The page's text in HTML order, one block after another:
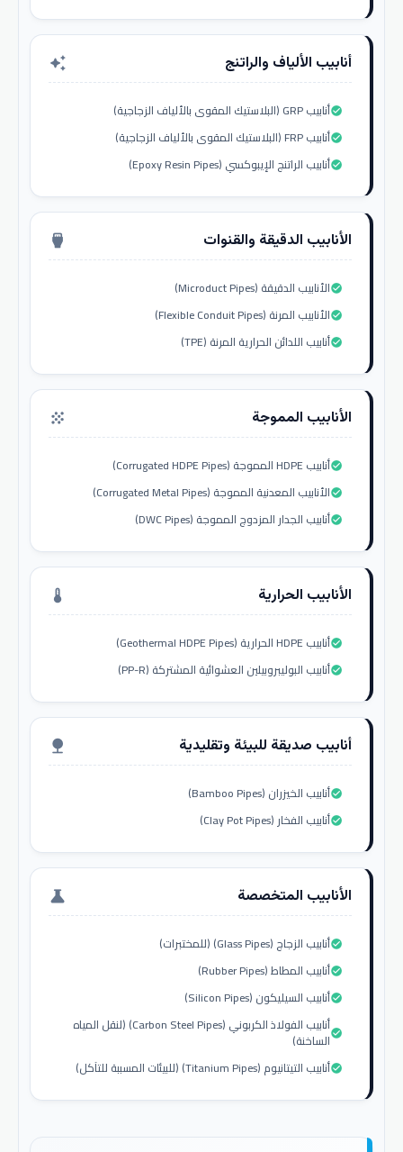
أنابيب الألياف والراتنج auto_awesome
أنابيب GRP (البلاستيك المقوى بالألياف الزجاجية)check_circle
أنابيب FRP (البلاستيك المقوى بالألياف الزجاجية)check_circle
أنابيب الراتنج الإيبوكسي (Epoxy Resin Pipes)check_circle
الأنابيب الدقيقة والقنوات settings_input_hdmi
الأنابيب الدقيقة (Microduct Pipes)check_circle
الأنابيب المرنة (Flexible Conduit Pipes)check_circle
أنابيب اللدائن الحرارية المرنة (TPE)check_circle
الأنابيب المموجة grain
أنابيب HDPE المموجة (Corrugated HDPE Pipes)check_circle
الأنابيب المعدنية المموجة (Corrugated Metal Pipes)check_circle
أنابيب الجدار المزدوج المموجة (DWC Pipes)check_circle
الأنابيب الحرارية thermostat
أنابيب HDPE الحرارية (Geothermal HDPE Pipes)check_circle
أنابيب البوليبروبيلين العشوائية المشتركة (PP-R)check_circle
أنابيب صديقة للبيئة وتقليدية nature
أنابيب الخيزران (Bamboo Pipes)check_circle
أنابيب الفخار (Clay Pot Pipes)check_circle
الأنابيب المتخصصة science
أنابيب الزجاج (Glass Pipes) (للمختبرات)check_circle
أنابيب المطاط (Rubber Pipes)check_circle
أنابيب السيليكون (Silicon Pipes)check_circle
أنابيب الفولاذ الكربوني (Carbon Steel Pipes) (لنقل المياه
الساخنة)check_circle
أنابيب التيتانيوم (Titanium Pipes) (للبيئات المسببة للتآكل)check_circle